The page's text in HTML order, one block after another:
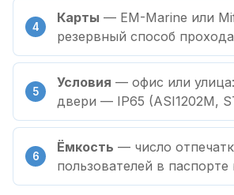
Карты — EM-Marine или
резервный способ
Условия — офис или
двери — IP65 (ASI1202M,
Ёмкость — число
пользователей в